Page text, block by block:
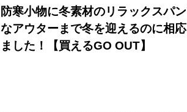
防寒小物に冬素材のリラックスパ
なアウターまで冬を迎えるのに相
ました！【買えるGO OUT】